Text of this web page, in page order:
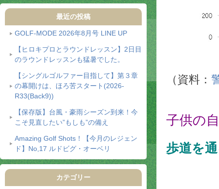
最近の投稿
GOLF-MODE 2026年8月号 LINE UP
【ヒロキプロとラウンドレッスン】2日目
のラウンドレッスンも猛暑でした。
【シングルゴルファー目指して】第３章
の幕開けは、ほろ苦スタート(2026-
R33(Back9))
【保存版】台風・豪雨シーズン到来！今
こそ見直したい”もしも”の備え
Amazing Golf Shots！【今月のレジェン
ド】No,17 ルドビグ・オーベリ
カテゴリー
（資料：
子供の
歩道を